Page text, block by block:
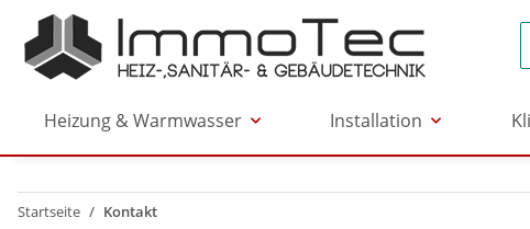
Heizung & Warmwasser Installation
Startseite Kontakt